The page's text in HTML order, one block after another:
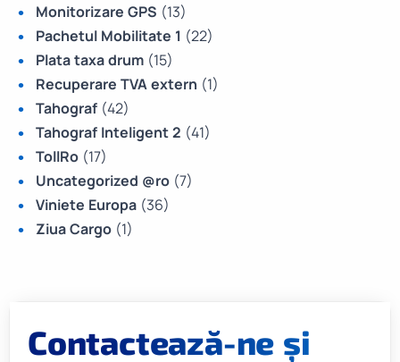
Monitorizare GPS (13)
Pachetul Mobilitate 1 (22)
Plata taxa drum (15)
Recuperare TVA extern (1)
Tahograf (42)
Tahograf Inteligent 2 (41)
TollRo (17)
Uncategorized @ro (7)
Viniete Europa (36)
Ziua Cargo (1)
Contactează-ne și